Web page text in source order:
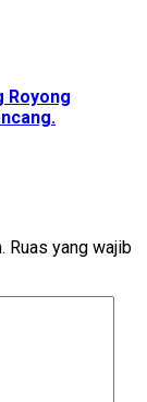
Royong
Ruas yang wajib